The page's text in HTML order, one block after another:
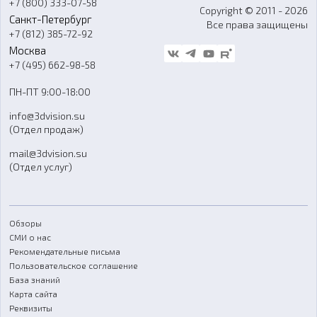
Контакты
Гос. закупки
Стать дилером
Блог
FAQ
Санкт-Петербург
+7 (812) 385-72-92
Москва
+7 (495) 662-98-58
ПН-ПТ 9:00-18:00
info@3dvision.su
(Отдел продаж)
mail@3dvision.su
(Отдел услуг)
Copyright © 2011 - 2026
Все права защищены
Обзоры
СМИ о нас
Рекомендательные письма
Пользовательское соглашение
База знаний
Карта сайта
Реквизиты